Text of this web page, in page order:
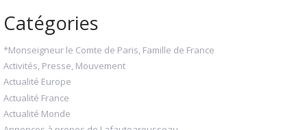
Catégories
*Monseigneur le Comte de Paris, Famille de France
Activités, Presse, Mouvement
Actualité Europe
Actualité France
Actualité Monde